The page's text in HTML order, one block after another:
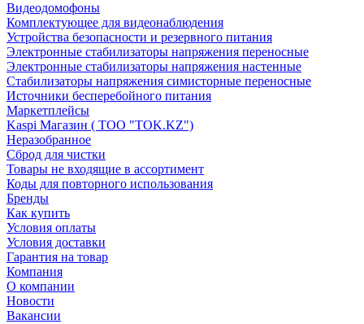
Видеодомофоны
Комплектующее для видеонаблюдения
Устройства безопасности и резервного питания
Электронные стабилизаторы напряжения переносные
Электронные стабилизаторы напряжения настенные
Стабилизаторы напряжения симисторные переносные
Источники бесперебойного питания
Маркетплейсы
Kaspi Магазин ( ТОО "TOK.KZ")
Неразобранное
Сброд для чистки
Товары не входящие в ассортимент
Коды для повторного использования
Бренды
Как купить
Условия оплаты
Условия доставки
Гарантия на товар
Компания
О компании
Новости
Вакансии